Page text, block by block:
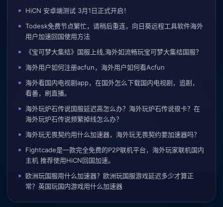
HiCN 安卓端测试 3月1日正式开启！
Todesk免费节点繁忙，请稍后重连，向日葵远程工具软件海外
用户加速回国使用方法
《宝可梦大集结》国服上线,海外如流畅玩宝可梦大集结国服？
海外用户如何注册acfun，海外用户如何看Acfun
海外看国内电视剧app，在国外怎么下载国内电视剧，追剧，
看番，刷直播。
海外玩炉石传说国服延迟高怎么办？海外玩炉石传说很卡？在
海外玩炉石传说频繁掉线怎么办？
海外玩无畏契约用什么加速器，海外玩无畏契约要加速器吗？
Fightcade是一款完全免费的P2P联机平台，海外玩家联机国内
主机 推荐使用HiCN回国加速。
欧洲玩国服用什么加速器？欧洲玩国服游戏延迟多少才算正
常？英国玩国内游戏用什么加速器